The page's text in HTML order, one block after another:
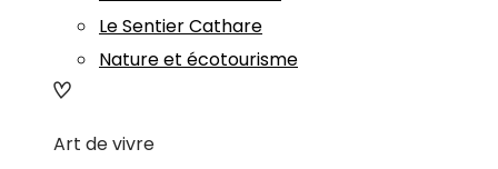
Le Sentier Cathare
Nature et écotourisme
Art de vivre